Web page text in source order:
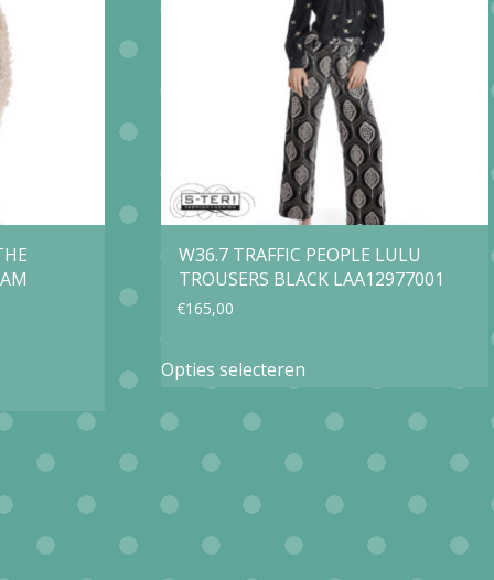
optie
kan
gekozen
worden
op
de
productpagina
W36.7 TRAFFIC PEOPLE LULU
TROUSERS BLACK LAA12977001
€165,00
Opties selecteren
heeft
meerdere
variaties.